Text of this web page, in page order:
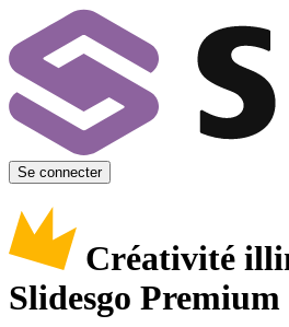
Se connecter
Créativité
Slidesgo Premium